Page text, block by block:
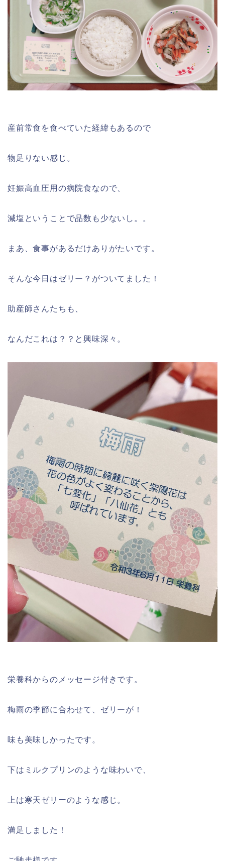
産前常食を食べていた経緯もあるので
物足りない感じ。
妊娠高血圧用の病院食なので、
減塩ということで品数も少ないし。。
まあ、食事があるだけありがたいです。
そんな今日はゼリー？がついてました！
助産師さんたちも、
なんだこれは？？と興味深々。
栄養科からのメッセージ付きです。
梅雨の季節に合わせて、ゼリーが！
味も美味しかったです。
下はミルクプリンのような味わいで、
上は寒天ゼリーのような感じ。
満足しました！